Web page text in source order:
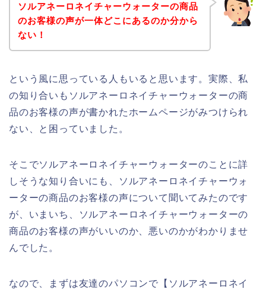
ソルアネーロネイチャーウォーターの商品
のお客様の声が一体どこにあるのか分から
ない！
という風に思っている人もいると思います。実際、私
の知り合いもソルアネーロネイチャーウォーターの商
品のお客様の声が書かれたホームページがみつけられ
ない、と困っていました。
そこでソルアネーロネイチャーウォーターのことに詳
しそうな知り合いにも、ソルアネーロネイチャーウォ
ーターの商品のお客様の声について聞いてみたのです
が、いまいち、ソルアネーロネイチャーウォーターの
商品のお客様の声がいいのか、悪いのかがわかりませ
んでした。
なので、まずは友達のパソコンで【ソルアネーロネイ